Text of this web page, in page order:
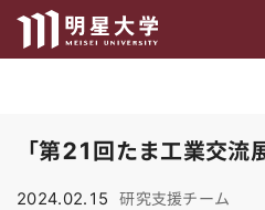
「第21回たま工業交流
2024.02.15 研究支援チーム